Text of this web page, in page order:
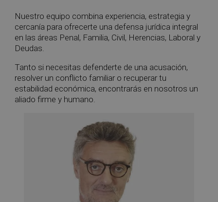
Nuestro equipo combina experiencia, estrategia y
cercanía para ofrecerte una defensa jurídica integral
en las áreas Penal, Familia, Civil, Herencias, Laboral y
Deudas.
Tanto si necesitas defenderte de una acusación,
resolver un conflicto familiar o recuperar tu
estabilidad económica, encontrarás en nosotros un
aliado firme y humano.